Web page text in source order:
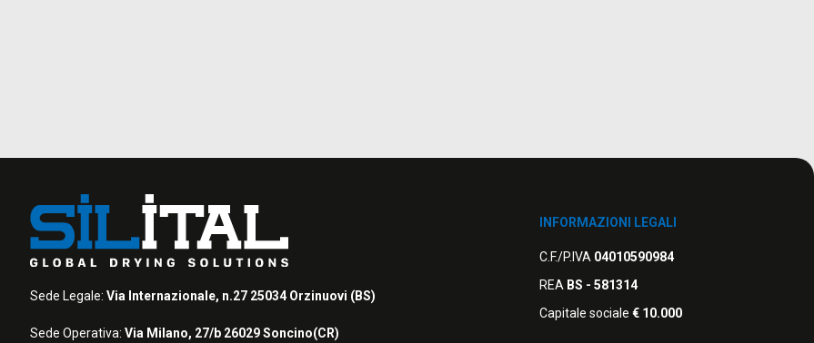
Sede Legale: Via Internazionale, n.27 25034 Orzinuovi (BS)
Sede Operativa: Via Milano, 27/b 26029 Soncino(CR)
INFORMAZIONI LEGALI
C.F./P.IVA 04010590984
REA BS - 581314
Capitale sociale € 10.000